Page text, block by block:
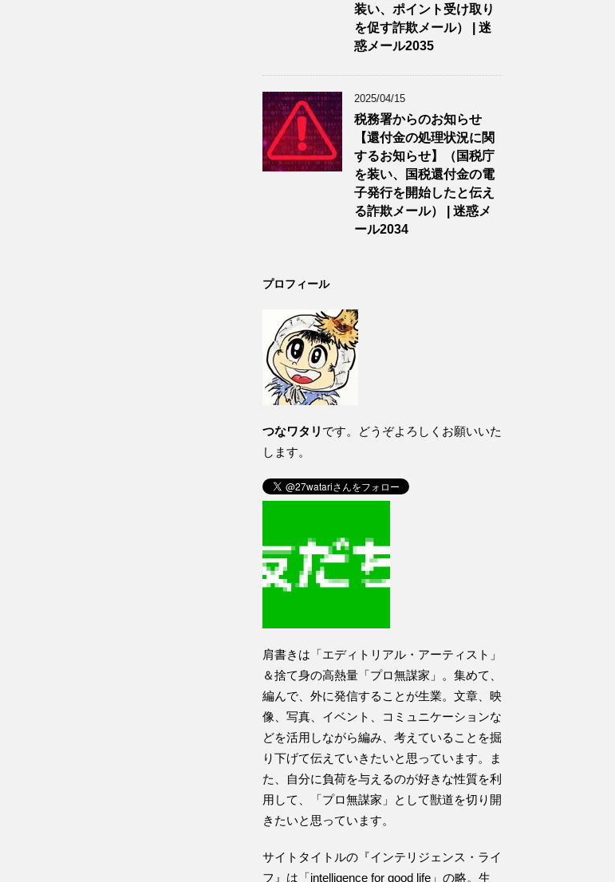
装い、ポイント受け取り
を促す詐欺メール） | 迷
惑メール2035
2025/04/15
税務署からのお知らせ
【還付金の処理状況に関
するお知らせ】（国税庁
を装い、国税還付金の電
子発行を開始したと伝え
る詐欺メール） | 迷惑メ
ール2034
プロフィール
つなワタリ です。どうぞよろしくお願いいた
します。
肩書きは「エディトリアル・アーティスト」
＆捨て身の高熱量「プロ無謀家」。集めて、
編んで、外に発信することが生業。文章、映
像、写真、イベント、コミュニケーションな
どを活用しながら編み、考えていることを掘
り下げて伝えていきたいと思っています。ま
た、自分に負荷を与えるのが好きな性質を利
用して、「プロ無謀家」として獣道を切り開
きたいと思っています。
サイトタイトルの『インテリジェンス・ライ
フ』は「intelligence for good life」の略。生